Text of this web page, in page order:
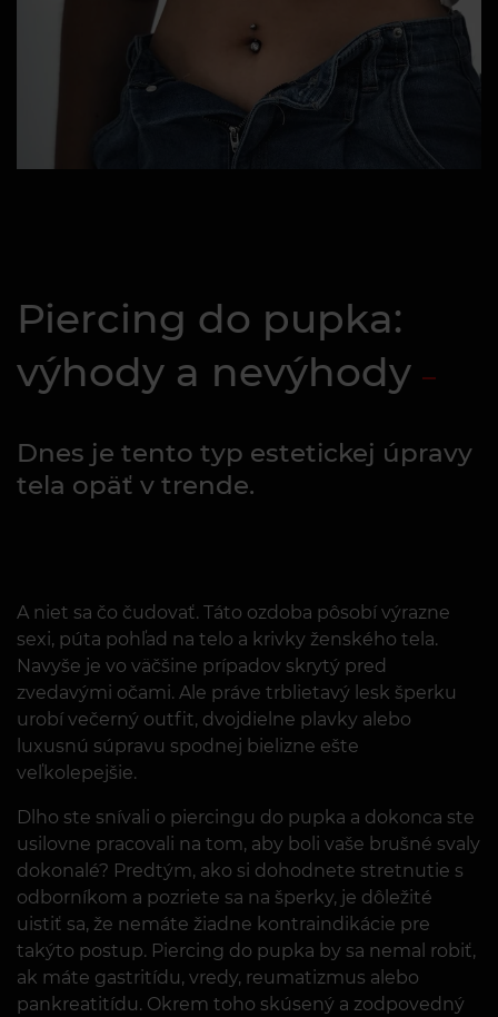
Piercing do pupka:
výhody a nevýhody
Dnes je tento typ estetickej úpravy
tela opäť v trende.
A niet sa čo čudovať. Táto ozdoba pôsobí výrazne
sexi, púta pohľad na telo a krivky ženského tela.
Navyše je vo väčšine prípadov skrytý pred
zvedavými očami. Ale práve trblietavý lesk šperku
urobí večerný outfit, dvojdielne plavky alebo
luxusnú súpravu spodnej bielizne ešte
veľkolepejšie.
Dlho ste snívali o piercingu do pupka a dokonca ste
usilovne pracovali na tom, aby boli vaše brušné svaly
dokonalé? Predtým, ako si dohodnete stretnutie s
odborníkom a pozriete sa na šperky, je dôležité
uistiť sa, že nemáte žiadne kontraindikácie pre
takýto postup. Piercing do pupka by sa nemal robiť,
ak máte gastritídu, vredy, reumatizmus alebo
pankreatitídu. Okrem toho skúsený a zodpovedný